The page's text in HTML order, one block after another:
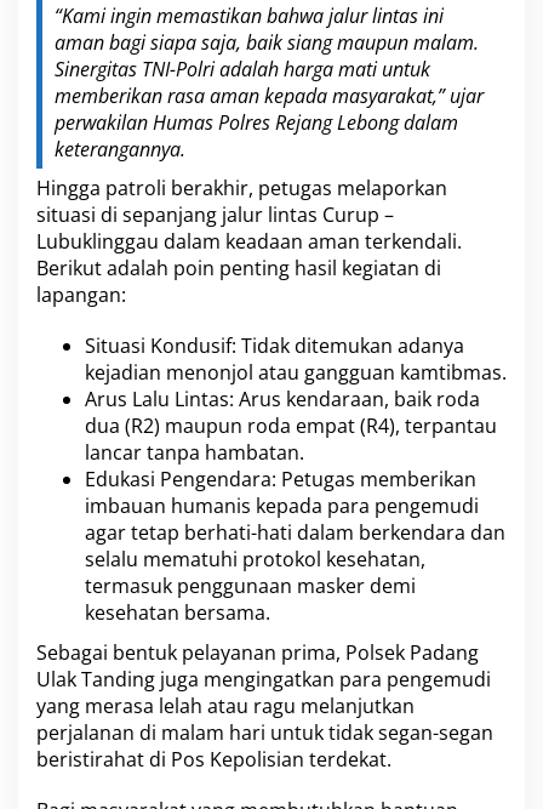
“Kami ingin memastikan bahwa jalur lintas ini
aman bagi siapa saja, baik siang maupun malam.
Sinergitas TNI-Polri adalah harga mati untuk
memberikan rasa aman kepada masyarakat,” ujar
perwakilan Humas Polres Rejang Lebong dalam
keterangannya.
Hingga patroli berakhir, petugas melaporkan
situasi di sepanjang jalur lintas Curup –
Lubuklinggau dalam keadaan aman terkendali.
Berikut adalah poin penting hasil kegiatan di
lapangan:
Situasi Kondusif: Tidak ditemukan adanya
kejadian menonjol atau gangguan kamtibmas.
Arus Lalu Lintas: Arus kendaraan, baik roda
dua (R2) maupun roda empat (R4), terpantau
lancar tanpa hambatan.
Edukasi Pengendara: Petugas memberikan
imbauan humanis kepada para pengemudi
agar tetap berhati-hati dalam berkendara dan
selalu mematuhi protokol kesehatan,
termasuk penggunaan masker demi
kesehatan bersama.
Sebagai bentuk pelayanan prima, Polsek Padang
Ulak Tanding juga mengingatkan para pengemudi
yang merasa lelah atau ragu melanjutkan
perjalanan di malam hari untuk tidak segan-segan
beristirahat di Pos Kepolisian terdekat.